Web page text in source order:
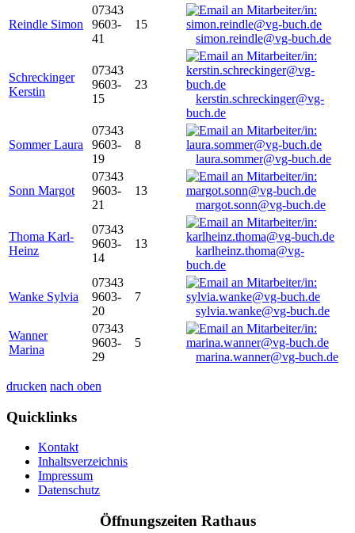
Reindle Simon
07343
9603-
41
15
simon.reindle@vg-buch.de
Schreckinger
Kerstin
07343
9603-
15
23
kerstin.schreckinger@vg-
buch.de
Sommer Laura
07343
9603-
19
8
laura.sommer@vg-buch.de
Sonn Margot
07343
9603-
21
13
margot.sonn@vg-buch.de
Thoma Karl-
Heinz
07343
9603-
14
13
karlheinz.thoma@vg-
buch.de
Wanke Sylvia
07343
9603-
20
7
sylvia.wanke@vg-buch.de
Wanner
Marina
07343
9603-
29
5
marina.wanner@vg-buch.de
drucken nach oben
Quicklinks
Kontakt
Inhaltsverzeichnis
Impressum
Datenschutz
Öffnungszeiten Rathaus